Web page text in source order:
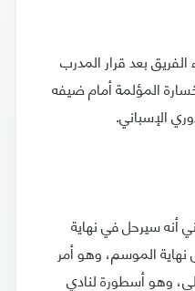
بعد قرار المدرب
المؤلمة أمام ضيفه
أنه سيرحل في نهاية
نهاية الموسم، وهو أمر
وهو أسطورة لنادي